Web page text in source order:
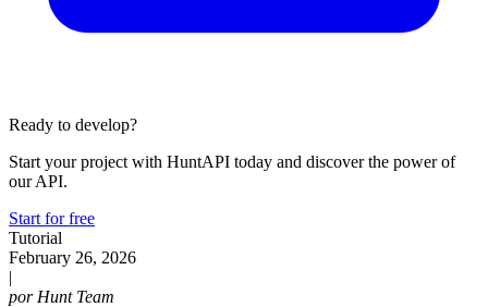
Ready to develop?
Start your project with HuntAPI today and discover the power of
our API.
Start for free
Tutorial
February 26, 2026
|
por Hunt Team